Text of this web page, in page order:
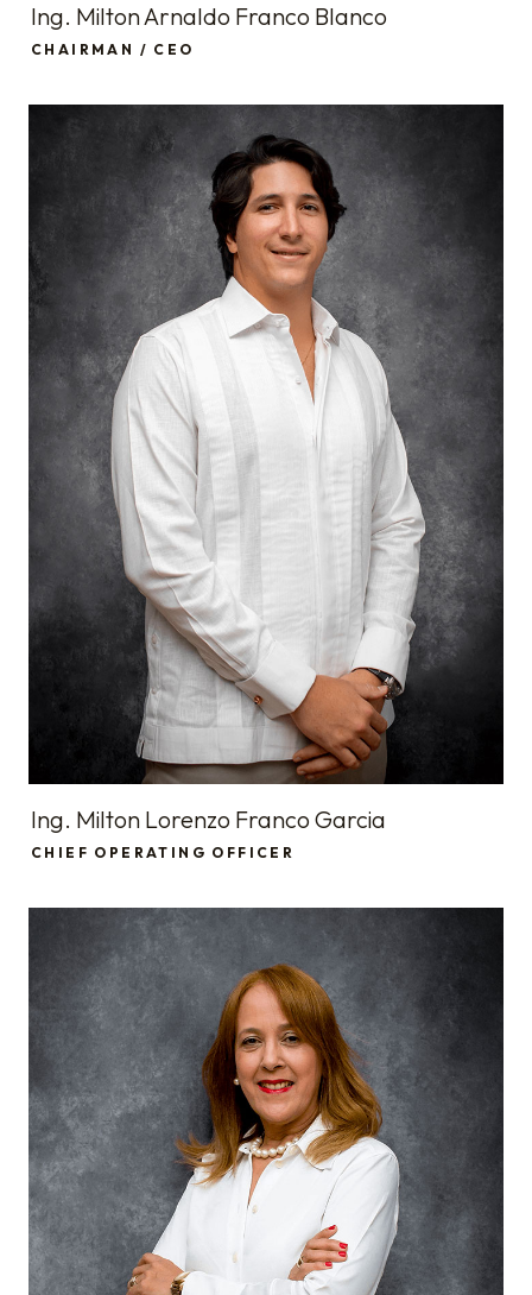
Ing. Milton Arnaldo Franco Blanco
CHAIRMAN / CEO
Ing. Milton Lorenzo Franco Garcia
CHIEF OPERATING OFFICER